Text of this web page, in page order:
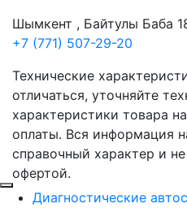
Шымкент , Байтулы Баба
+7 (771) 507-29-20
Технические
отличаться, уточняйте
характеристики товара
оплаты. Вся информация
справочный характер и
офертой.
Диагностические